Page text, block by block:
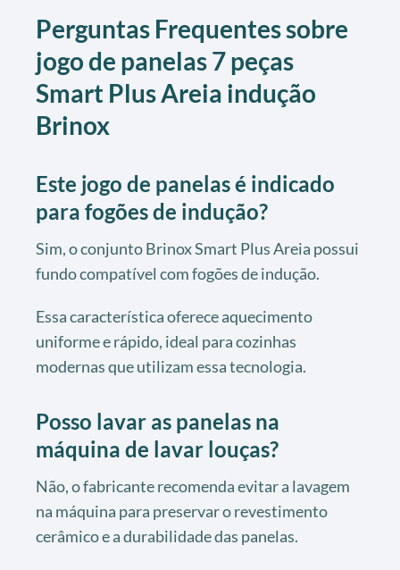
Perguntas Frequentes sobre
jogo de panelas 7 peças
Smart Plus Areia indução
Brinox
Este jogo de panelas é indicado
para fogões de indução?
Sim, o conjunto Brinox Smart Plus Areia possui
fundo compatível com fogões de indução.
Essa característica oferece aquecimento
uniforme e rápido, ideal para cozinhas
modernas que utilizam essa tecnologia.
Posso lavar as panelas na
máquina de lavar louças?
Não, o fabricante recomenda evitar a lavagem
na máquina para preservar o revestimento
cerâmico e a durabilidade das panelas.